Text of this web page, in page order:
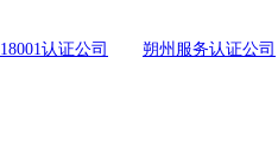
认证公司 朔州服务认证公司